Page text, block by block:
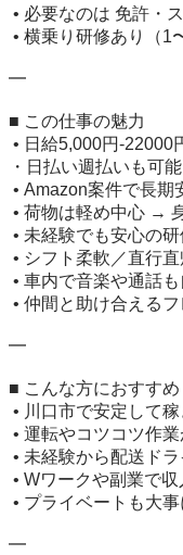
━
■ この仕事の魅力
・日払い週払いも可能
━
■ こんな方におすすめ
━